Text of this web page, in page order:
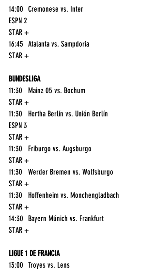
ESPN 2
STAR +
STAR +
BUNDESLIGA
STAR +
ESPN 3
STAR +
STAR +
STAR +
STAR +
STAR +
LIGUE 1 DE FRANCIA